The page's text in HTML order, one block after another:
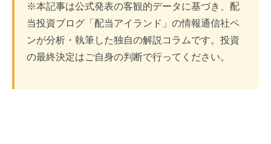
※本記事は公式発表の客観的データに基づき、配
当投資ブログ「配当アイランド」の情報通信社ペ
ンが分析・執筆した独自の解説コラムです。投資
の最終決定はご自身の判断で行ってください。